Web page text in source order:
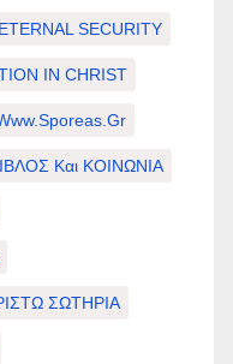
ETERNAL SECURITY
IN CHRIST
Και ΚΟΙΝΩΝΙΑ
ΣΩΤΗΡΙΑ